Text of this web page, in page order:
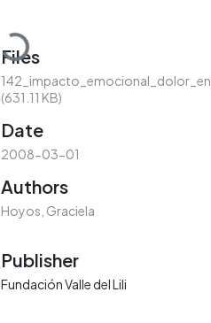
Loading...
Files
(631.11 KB)
Date
2008-03-01
Authors
Hoyos, Graciela
Publisher
Fundación Valle del Lili